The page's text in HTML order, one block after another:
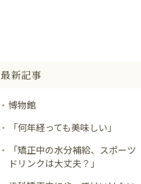
最新記事
博物館
「何年経っても美味しい」
「矯正中の水分補給、スポーツ
ドリンクは大丈夫？」